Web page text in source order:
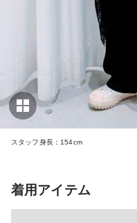
スタッフ身長：154cm
着用アイテム